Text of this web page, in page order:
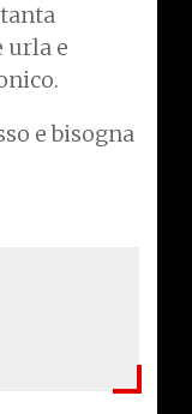
urla e
e bisogna